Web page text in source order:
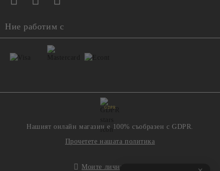
Ние работим с
GDPR
Нашият онлайн магазин е 100% съобразен с GDPR.
Прочетете нашата политика
Моите лични данни